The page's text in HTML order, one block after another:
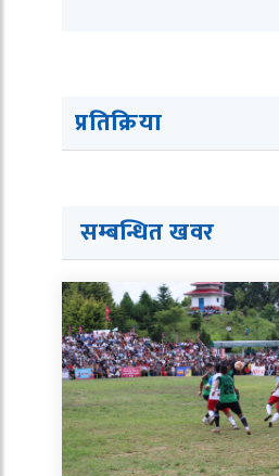
प्रतिक्रिया
सम्बन्धित खवर